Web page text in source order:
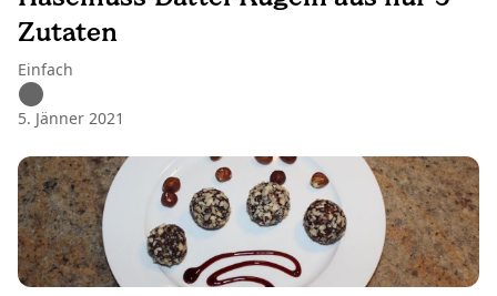
Zutaten
Einfach
5. Jänner 2021